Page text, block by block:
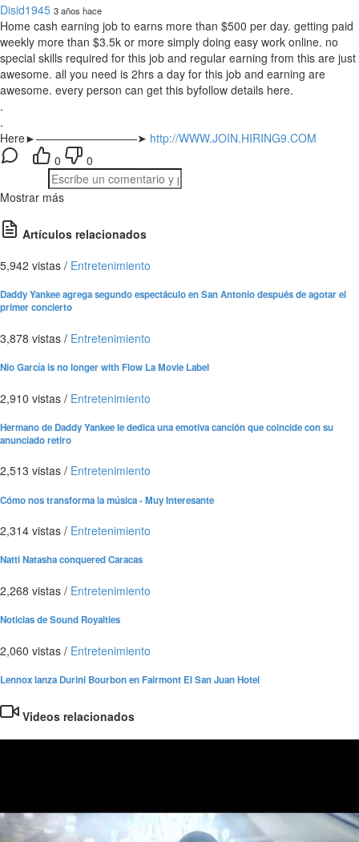
Disid1945 3 años hace
Home cash earning job to earns more than $500 per day. getting paid
weekly more than $3.5k or more simply doing easy work online. no
special skills required for this job and regular earning from this are just
awesome. all you need is 2hrs a day for this job and earning are
awesome. every person can get this byfollow details here.
.
.
Here►—————————➤ http://WWW.JOIN.HIRING9.COM
0
0
Mostrar más
Artículos relacionados
5,942 vistas / Entretenimiento
Daddy Yankee agrega segundo espectáculo en San Antonio después de agotar el
primer concierto
3,878 vistas / Entretenimiento
Nio García is no longer with Flow La Movie Label
2,910 vistas / Entretenimiento
Hermano de Daddy Yankee le dedica una emotiva canción que coincide con su
anunciado retiro
2,513 vistas / Entretenimiento
Cómo nos transforma la música - Muy Interesante
2,314 vistas / Entretenimiento
Natti Natasha conquered Caracas
2,268 vistas / Entretenimiento
Noticias de Sound Royalties
2,060 vistas / Entretenimiento
Lennox lanza Durini Bourbon en Fairmont El San Juan Hotel
Videos relacionados